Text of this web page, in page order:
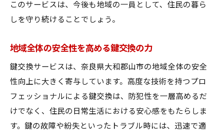
このサービスは、今後も地域の一員として、住民の暮ら
しを守り続けることでしょう。
地域全体の安全性を高める鍵交換の力
鍵交換サービスは、奈良県大和郡山市の地域全体の安全
性向上に大きく寄与しています。高度な技術を持つプロ
フェッショナルによる鍵交換は、防犯性を一層高めるだ
けでなく、住民の日常生活における安心感をもたらしま
す。鍵の故障や紛失といったトラブル時には、迅速で適